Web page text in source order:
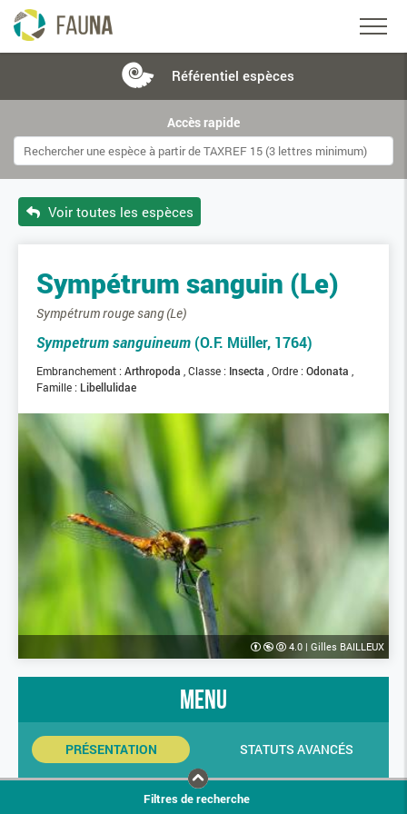
Référentiel espèces
Accès rapide
Voir toutes les espèces
Sympétrum sanguin (Le)
Sympétrum rouge sang (Le)
Sympetrum sanguineum (O.F. Müller, 1764)
Embranchement : Arthropoda Classe : Insecta Ordre : Odonata
Famille : Libellulidae
4.0 | Gilles BAILLEUX
menu
PRÉSENTATION STATUTS AVANCÉS
INDICATEURS SINP
PHOTOS
Filtres de recherche